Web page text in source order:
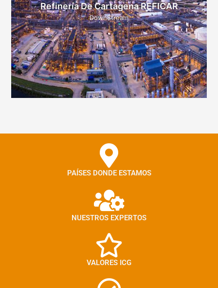
Refinería De Cartagena REFICAR
DownStream
PAÍSES DONDE ESTAMOS
NUESTROS EXPERTOS
VALORES ICG